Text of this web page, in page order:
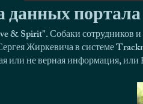
данных
& Spirit". Собаки сотрудников
Жиркевича в системе
или не верная информация,